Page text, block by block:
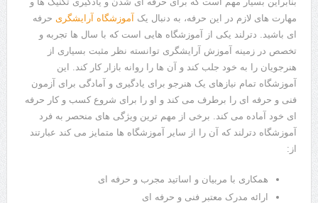
مهارت های لازم در این حرفه، به دنبال یک آموزشگاه آرایشگری حرفه
ای باشید. دترلند یکی از آموزشگاه هایی است که با سال ها تجربه و
تخصص در زمینه آموزش آرایشگری توانسته نظر مثبت بسیاری از
هنرجویان را به خود جلب کند و آن ها را روانه بازار کار کند. این
آموزشگاه تمام نیازهای یک هنرجو برای یادگیری و آمادگی برای آزمون
فنی و حرفه ای را برطرف می کند و او را برای شروع کسب و کار حرفه
ای خود آماده می کند. برخی از مهم ترین ویژگی های منحصر به فرد
آموزشگاه دترلند که آن را از سایر آموزشگاه ها متمایز می کند عبارتند
از:
همکاری با مربیان و اساتید مجرب و حرفه ای
ارائه مدرک معتبر فنی و حرفه ای